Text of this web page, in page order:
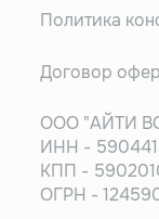
Политика
Договор
ООО "АЙТИ
ИНН -
КПП -
ОГРН -